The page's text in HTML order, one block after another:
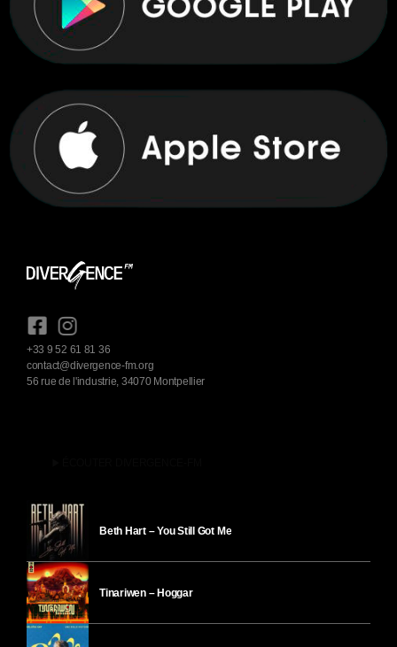
+33 9 52 61 81 36
contact@divergence-fm.org
56 rue de l'industrie, 34070 Montpellier
Beth Hart – You Still Got Me
Tinariwen – Hoggar